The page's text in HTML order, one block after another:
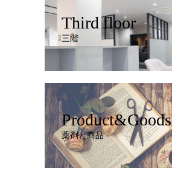
Third floor
三階
Product&Goods
薬剤と商品